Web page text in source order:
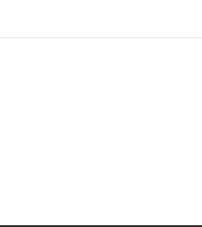
Kutuyla birlikte verilenler: